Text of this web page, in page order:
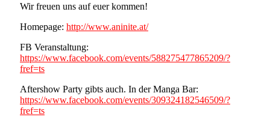
Wir freuen uns auf euer kommen!
Homepage: http://www.aninite.at/
FB Veranstaltung:
https://www.facebook.com/events/588275477865209/?
fref=ts
Aftershow Party gibts auch. In der Manga Bar:
https://www.facebook.com/events/309324182546509/?
fref=ts